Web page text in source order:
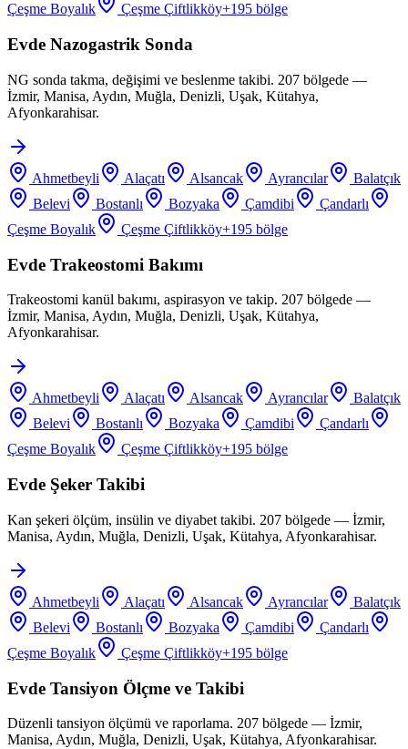
Çeşme Boyalık
Çeşme Çiftlikköy+195 bölge
Evde Nazogastrik Sonda
NG sonda takma, değişimi ve beslenme takibi. 207 bölgede —
İzmir, Manisa, Aydın, Muğla, Denizli, Uşak, Kütahya,
Afyonkarahisar.
Ahmetbeyli Alaçatı Alsancak Ayrancılar
Balatçık
Belevi
Bostanlı Bozyaka Çamdibi
Çandarlı
Çeşme Boyalık
Çeşme Çiftlikköy+195 bölge
Evde Trakeostomi Bakımı
Trakeostomi kanül bakımı, aspirasyon ve takip. 207 bölgede —
İzmir, Manisa, Aydın, Muğla, Denizli, Uşak, Kütahya,
Afyonkarahisar.
Ahmetbeyli Alaçatı Alsancak Ayrancılar
Balatçık
Belevi
Bostanlı Bozyaka Çamdibi
Çandarlı
Çeşme Boyalık
Çeşme Çiftlikköy+195 bölge
Evde Şeker Takibi
Kan şekeri ölçüm, insülin ve diyabet takibi. 207 bölgede — İzmir,
Manisa, Aydın, Muğla, Denizli, Uşak, Kütahya, Afyonkarahisar.
Ahmetbeyli Alaçatı Alsancak Ayrancılar
Balatçık
Belevi
Bostanlı Bozyaka Çamdibi
Çandarlı
Çeşme Boyalık
Çeşme Çiftlikköy+195 bölge
Evde Tansiyon Ölçme ve Takibi
Düzenli tansiyon ölçümü ve raporlama. 207 bölgede — İzmir,
Manisa, Aydın, Muğla, Denizli, Uşak, Kütahya, Afyonkarahisar.